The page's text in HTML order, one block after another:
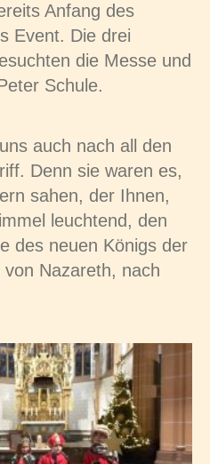
Anfang des
Event. Die drei
die Messe und
Schule.
auch nach all den
Denn sie waren es,
sahen, der Ihnen,
leuchtend, den
des neuen Königs der
Nazareth, nach